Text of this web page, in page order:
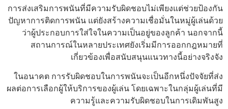
การส่งเสริมการพนันที่มีความรับผิดชอบไม่เพียงแต่ช่วยป้องกัน
ปัญหาการติดการพนัน แต่ยังสร้างความเชื่อมั่นในหมู่ผู้เล่นด้วย
ว่าผู้ประกอบการใส่ใจในความเป็นอยู่ของลูกค้า นอกจากนี้
สถานการณ์ในหลายประเทศยังเริ่มมีการออกกฎหมายที่
เกี่ยวข้องเพื่อสนับสนุนแนวทางนี้อย่างจริงจัง
ในอนาคต การรับผิดชอบในการพนันจะเป็นอีกหนึ่งปัจจัยที่ส่ง
ผลต่อการเลือกผู้ให้บริการของผู้เล่น โดยเฉพาะในกลุ่มผู้เล่นที่มี
ความรู้และความรับผิดชอบในการเดิมพันสูง